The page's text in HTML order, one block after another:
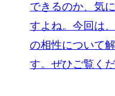
できるのか、気
すよね。今回は
の相性について
す。ぜひご覧くだ